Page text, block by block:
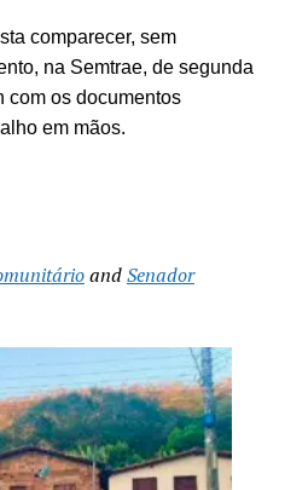
comparecer, sem
na Semtrae, de segunda
com os documentos
em mãos.
andSenador